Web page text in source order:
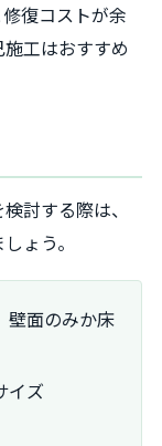
復コストが余
工はおすすめ
討する際は、
ょう。
壁面のみか床
イズ